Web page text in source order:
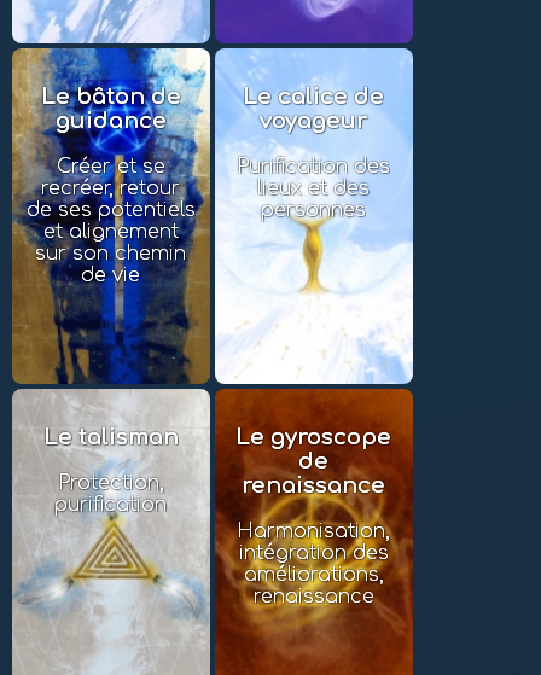
Le bâton de
guidance
Créer et se
recréer, retour
de ses potentiels
et alignement
sur son chemin
de vie
Le calice de
voyageur
Purification des
lieux et des
personnes
Le talisman
Protection,
purification
Le gyroscope
de
renaissance
Harmonisation,
intégration des
améliorations,
renaissance